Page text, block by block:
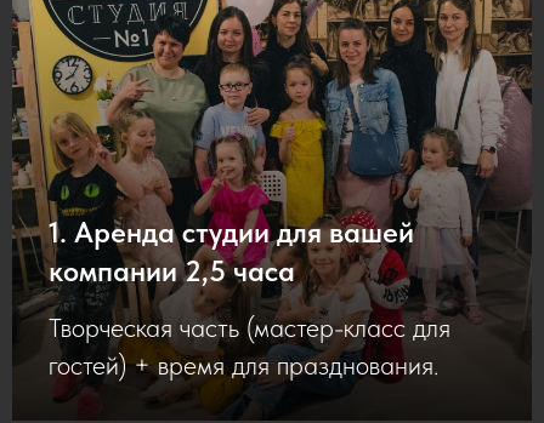
1. Аренда студии для вашей
компании 2,5 часа
Творческая часть (мастер-класс для
гостей) + время для празднования.